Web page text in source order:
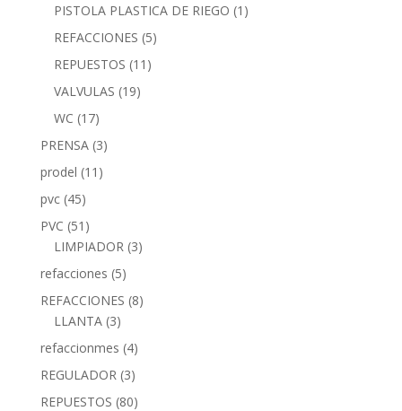
PISTOLA PLASTICA DE RIEGO (1)
REFACCIONES (5)
REPUESTOS (11)
VALVULAS (19)
WC (17)
PRENSA (3)
prodel (11)
pvc (45)
PVC (51)
LIMPIADOR (3)
refacciones (5)
REFACCIONES (8)
LLANTA (3)
refaccionmes (4)
REGULADOR (3)
REPUESTOS (80)